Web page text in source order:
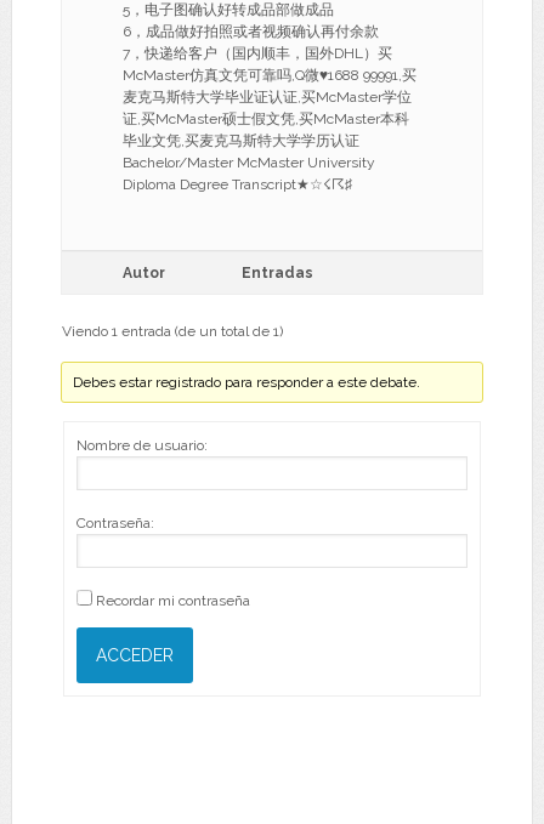
5，电子图确认好转成品部做成品
6，成品做好拍照或者视频确认再付余款
7，快递给客户（国内顺丰，国外DHL）买
McMaster仿真文凭可靠吗,Q微♥1688 99991,买
麦克马斯特大学毕业证认证,买McMaster学位
证,买McMaster硕士假文凭,买McMaster本科
毕业文凭,买麦克马斯特大学学历认证
Bachelor/Master McMaster University
Diploma Degree Transcript★☆☇☈♯
Autor Entradas
Viendo 1 entrada (de un total de 1)
Debes estar registrado para responder a este debate.
Nombre de usuario:
Contraseña:
Recordar mi contraseña
ACCEDER